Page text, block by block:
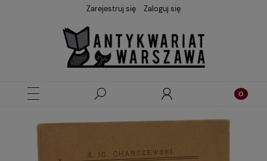
Zarejestruj się Zaloguj się